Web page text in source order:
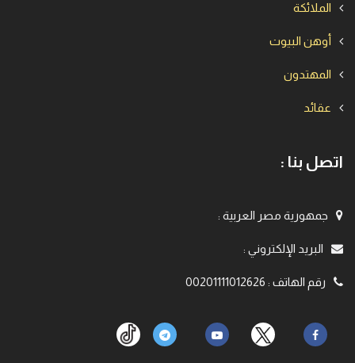
الملائكة
أوهن البيوت
المهتدون
عقائد
اتصل بنا :
جمهورية مصر العربية :
البريد الإلكتروني :
رقم الهاتف :
00201111012626